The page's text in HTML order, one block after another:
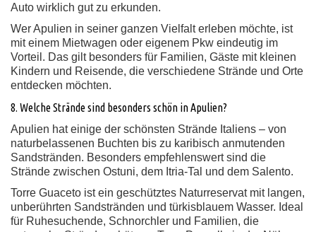
Auto wirklich gut zu erkunden.
Wer Apulien in seiner ganzen Vielfalt erleben möchte, ist
mit einem Mietwagen oder eigenem Pkw eindeutig im
Vorteil. Das gilt besonders für Familien, Gäste mit kleinen
Kindern und Reisende, die verschiedene Strände und Orte
entdecken möchten.
8. Welche Strände sind besonders schön in Apulien?
Apulien hat einige der schönsten Strände Italiens – von
naturbelassenen Buchten bis zu karibisch anmutenden
Sandstränden. Besonders empfehlenswert sind die
Strände zwischen Ostuni, dem Itria-Tal und dem Salento.
Torre Guaceto ist ein geschütztes Naturreservat mit langen,
unberührten Sandstränden und türkisblauem Wasser. Ideal
für Ruhesuchende, Schnorchler und Familien, die